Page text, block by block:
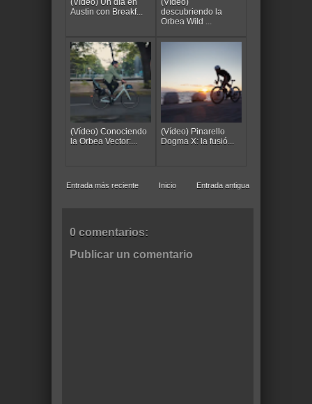
Austin con Breakf...
descubriendo la
Orbea Wild ...
(Vídeo) Conociendo
la Orbea Vector:...
(Vídeo) Pinarello
Dogma X: la fusió...
Entrada más reciente Entrada antigua
Inicio
0 comentarios:
Publicar un comentario